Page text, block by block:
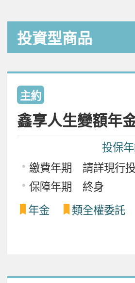
投資型商品
主約
鑫享人生變額年
投保
繳費年期 請詳現行投
保障年期 終身
年金
類全權委託